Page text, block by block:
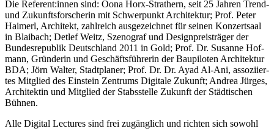
Die Referent:innen sind: Oona Horx-Stra­thern, seit 25 Jah­ren Trend-
und Zu­kunfts­for­sche­rin mit Schwer­punkt Ar­chi­tek­tur; Prof. Pe­ter
Hai­merl, Ar­chi­tekt, zahl­reich aus­ge­zeich­net für sei­nen Kon­zert­saal
in Blai­bach; Det­lef Weitz, Szen­o­graf und De­sign­preis­trä­ger der
Bun­des­re­pu­blik Deutsch­land 2011 in Gold; Prof. Dr. Su­san­ne Hof­
mann, Grün­de­rin und Ge­schäfts­füh­re­rin der Bau­pi­lo­ten Ar­chi­tek­tur
BDA; Jörn Wal­ter, Stadt­pla­ner; Prof. Dr. Dr. Ayad Al-Ani, as­so­zi­ier­
tes Mit­glied des Ein­stein Zen­trums Di­gi­ta­le Zu­kunft; An­drea Jür­ges,
Ar­chi­tek­tin und Mit­glied der Stabs­stel­le Zu­kunft der Städ­ti­schen
Bühnen.
Alle Di­gi­tal Lec­tures sind frei zu­gäng­lich und rich­ten sich so­wohl